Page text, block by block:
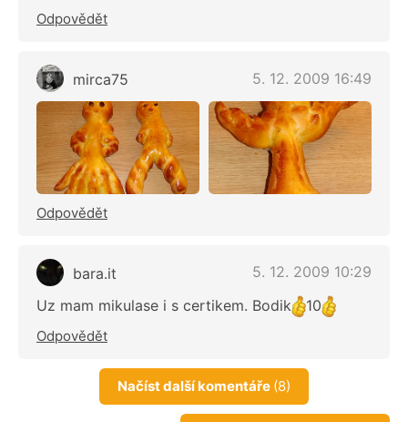
Odpovědět
mirca75 5. 12. 2009 16:49
Odpovědět
bara.it
5. 12. 2009 10:29
Uz mam mikulase i s certikem. Bodik
10
Odpovědět
Načíst další komentáře (8)